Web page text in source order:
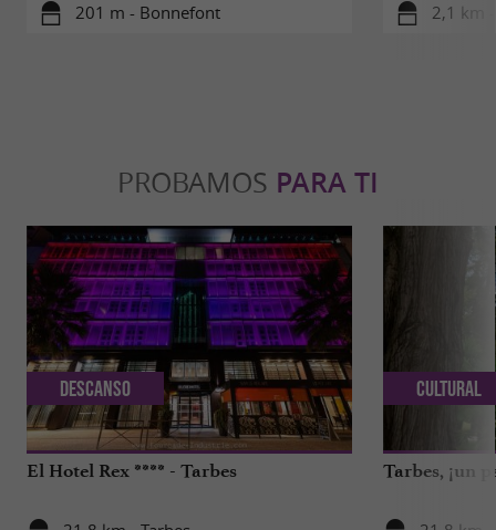
201 m - Bonnefont 2,1 km
PROBAMOS PARA TI
El Hotel Rex **** - Tarbes
Descanso
Tarbes, ¡un
Cultural